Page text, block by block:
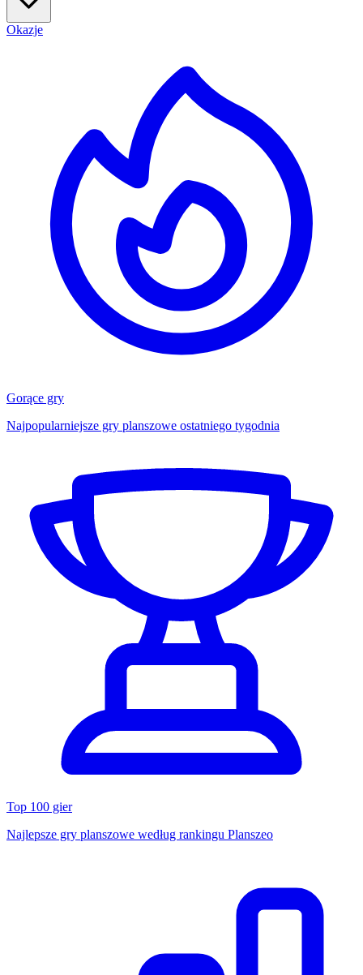
Okazje
Gorące gry
Najpopularniejsze gry planszowe ostatniego tygodnia
Top 100 gier
Najlepsze gry planszowe według rankingu Planszeo